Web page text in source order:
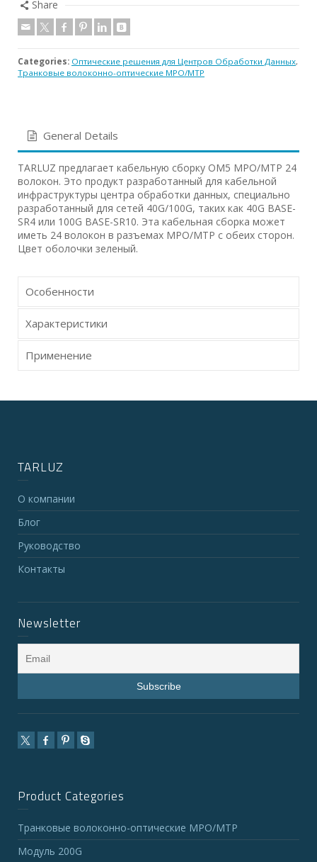
Share
Categories: Оптические решения для Центров Обработки Данных,
Транковые волоконно-оптические MPO/MTP
General Details
TARLUZ предлагает кабельную сборку OM5 MPO/MTP 24
волокон. Это продукт разработанный для кабельной
инфраструктуры центра обработки данных, специально
разработанный для сетей 40G/100G, таких как 40G BASE-
SR4 или 100G BASE-SR10. Эта кабельная сборка может
иметь 24 волокон в разъемах MPO/MTP с обеих сторон.
Цвет оболочки зеленый.
Особенности
Характеристики
Применение
TARLUZ
О компании
Блог
Руководство
Контакты
Newsletter
Product Categories
Транковые волоконно-оптические MPO/MTP
Модуль 200G